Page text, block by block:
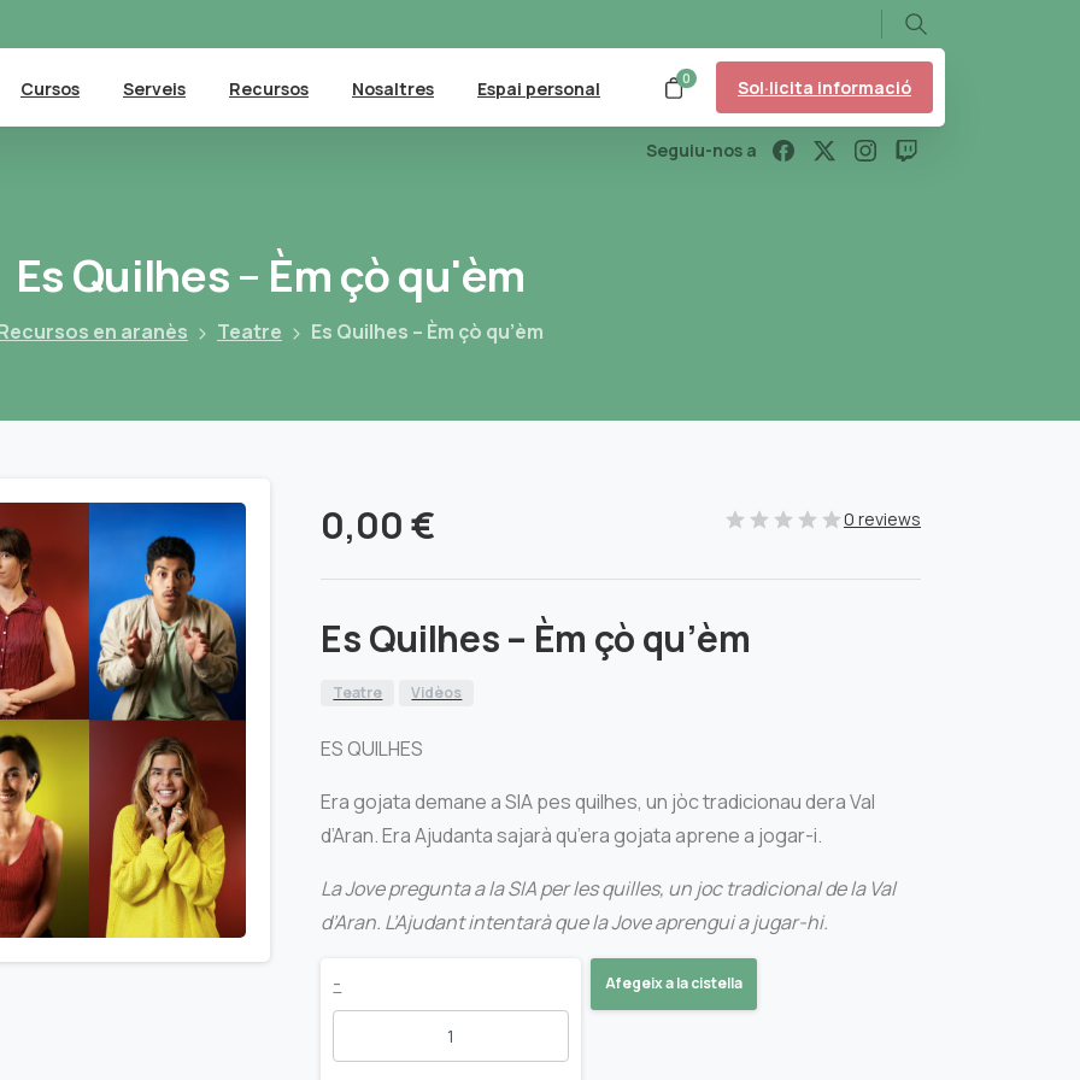
Search
Cursos Serveis Recursos Nosaltres Espai personal 0 Sol·licita informació
Seguiu-nos a
EsQuilhes– Èmçòqu'èm
en aranès Teatre Es Quilhes – Èm çò qu’èm
0,00€ 0 reviews
Es Quilhes – Èm çò qu’èm
Teatre Vidèos
ES QUILHES
Era gojata demane a SIA pes quilhes, un jòc tradicionau dera Val
d’Aran. Era Ajudanta sajarà qu’era gojata aprene a jogar-i.
La Jove pregunta a la SIA per les quilles, un joc tradicional de la Val
d’Aran. L’Ajudant intentarà que la Jove aprengui a jugar-hi.
Es
- Afegeix a la cistella